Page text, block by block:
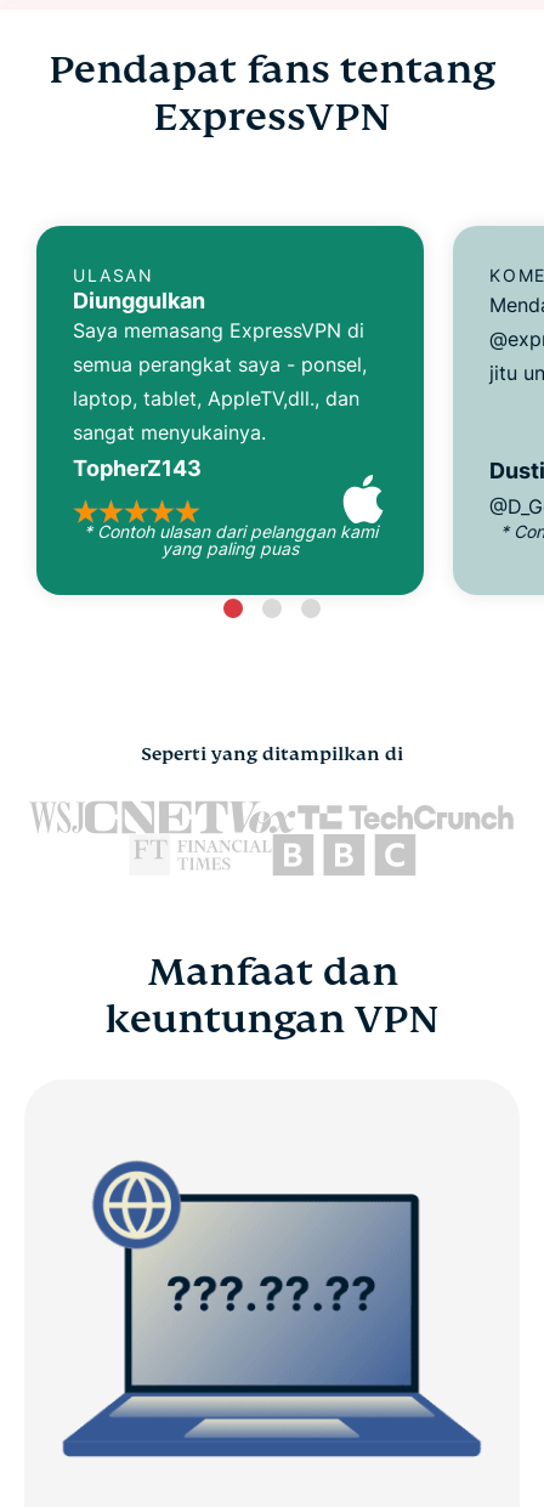
Pendapat fans tentang
ExpressVPN
ULASAN
Diunggulkan
Saya memasang ExpressVPN di
semua perangkat saya - ponsel,
laptop, tablet, AppleTV,dll., dan
sangat menyukainya.
TopherZ143
* Contoh ulasan dari pelanggan kami
yang paling puas
jitu
*
Seperti yang ditampilkan di
Manfaat dan
keuntungan VPN